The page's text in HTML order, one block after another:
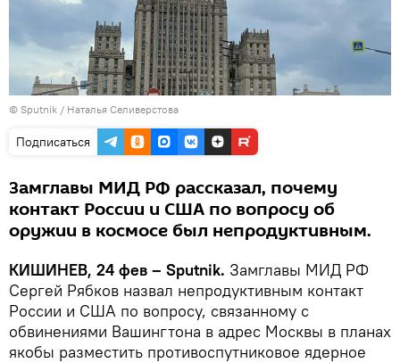
© Sputnik / Наталья Селиверстова
Подписаться
Замглавы МИД РФ рассказал, почему
контакт России и США по вопросу об
оружии в космосе был непродуктивным.
КИШИНЕВ, 24 фев – Sputnik. Замглавы МИД РФ
Сергей Рябков назвал непродуктивным контакт
России и США по вопросу, связанному с
обвинениями Вашингтона в адрес Москвы в планах
якобы разместить противоспутниковое ядерное